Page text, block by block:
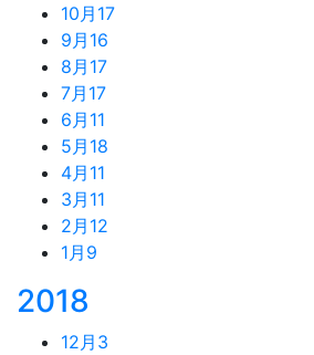
10月 17
9月 16
8月 17
7月 17
6月 11
5月 18
4月 11
3月 11
2月 12
1月 9
2018
12月 3